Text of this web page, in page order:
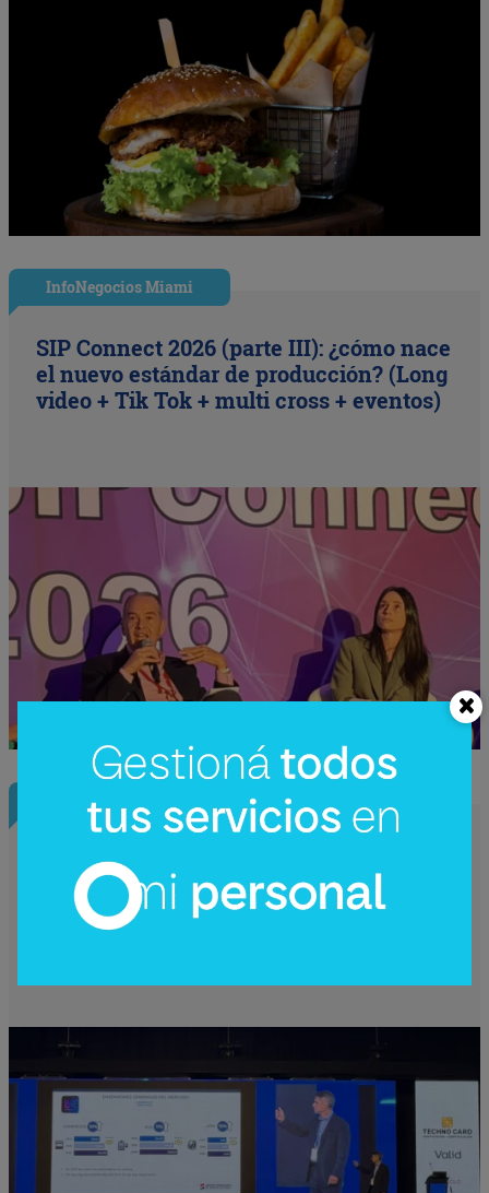
InfoNegocios Miami
SIP Connect 2026 (parte III): ¿cómo nace
el nuevo estándar de producción? (Long
video + Tik Tok + multi cross + eventos)
Nota Principal
Mercado de pagos proyecta 656
millones de transacciones con tarjetas
en 2026 (volumen operado alcanzaría G.
79,27 billones)